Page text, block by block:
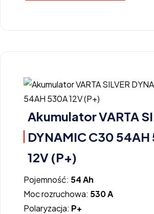
Akumulator VARTA
DYNAMIC C30
12V (P+)
Pojemność: 54 Ah
Moc rozruchowa: 530 A
Polaryzacja: P+